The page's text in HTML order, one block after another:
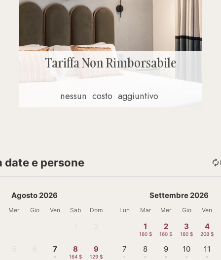
Tariffa Non Rimborsabile
nessun costo aggiuntivo
date e persone
Agosto 2026
Mer Gio Ven Sab Dom
7
-
8
164 $
9
129 $
Settembre 2026
Lun Mar Mer Gio Ven
1
160 $
2
160 $
3
160 $
4
208 $
7
-
8
-
9
-
10
-
11
-